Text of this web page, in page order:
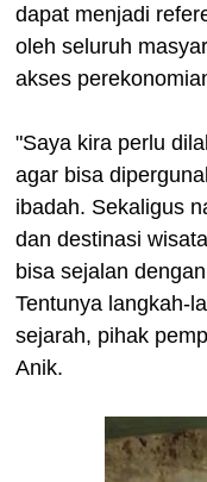
dapat menjadi
oleh seluruh
akses
"Saya kira perlu
agar bisa
ibadah. Sekaligus
dan destinasi
bisa sejalan
Tentunya langkah-
sejarah, pihak
Anik.